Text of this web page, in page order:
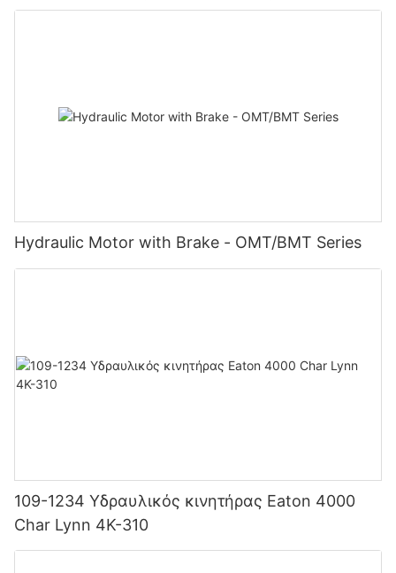
Hydraulic Motor with Brake - OMT/BMT Series
109-1234 Υδραυλικός κινητήρας Eaton 4000
Char Lynn 4K-310